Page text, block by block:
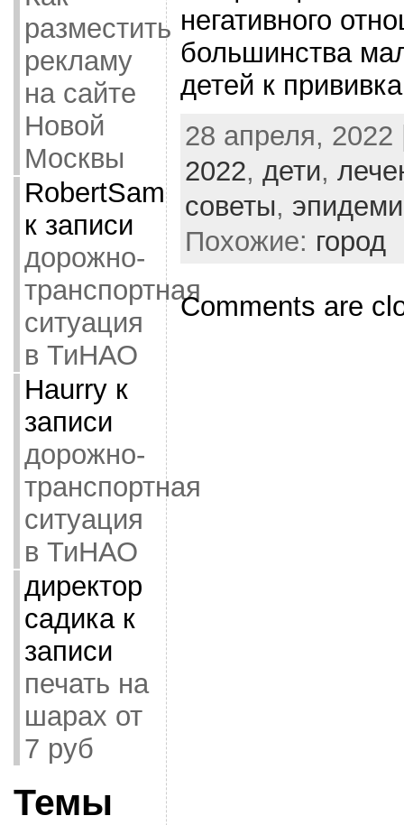
разместить
рекламу
на сайте
Новой
Москвы
RobertSam
к записи
дорожно-
транспортная
ситуация
в ТиНАО
Haurryк
записи
дорожно-
транспортная
ситуация
в ТиНАО
директор
садикак
записи
печать на
шарах от
7 руб
Темы
негативного
большинства
детей к
28 апреля, 2022
2022, дети,
советы,
Похожие: город
Comments are